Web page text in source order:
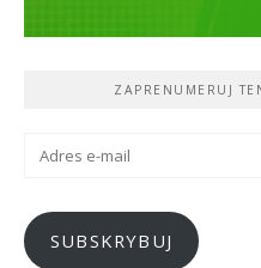
ZAPRENUMERUJ
Adres
SUBSKRYBUJ